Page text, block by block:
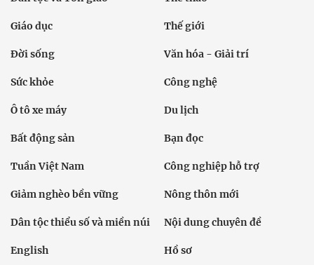
Giáo dục Thế giới
Đời sống Văn hóa - Giải trí
Sức khỏe Công nghệ
Ô tô xe máy Du lịch
Bất động sản Bạn đọc
Tuần Việt Nam Công nghiệp hỗ trợ
Giảm nghèo bền vững Nông thôn mới
Dân tộc thiểu số và miền núi Nội dung chuyên đề
English Hồ sơ